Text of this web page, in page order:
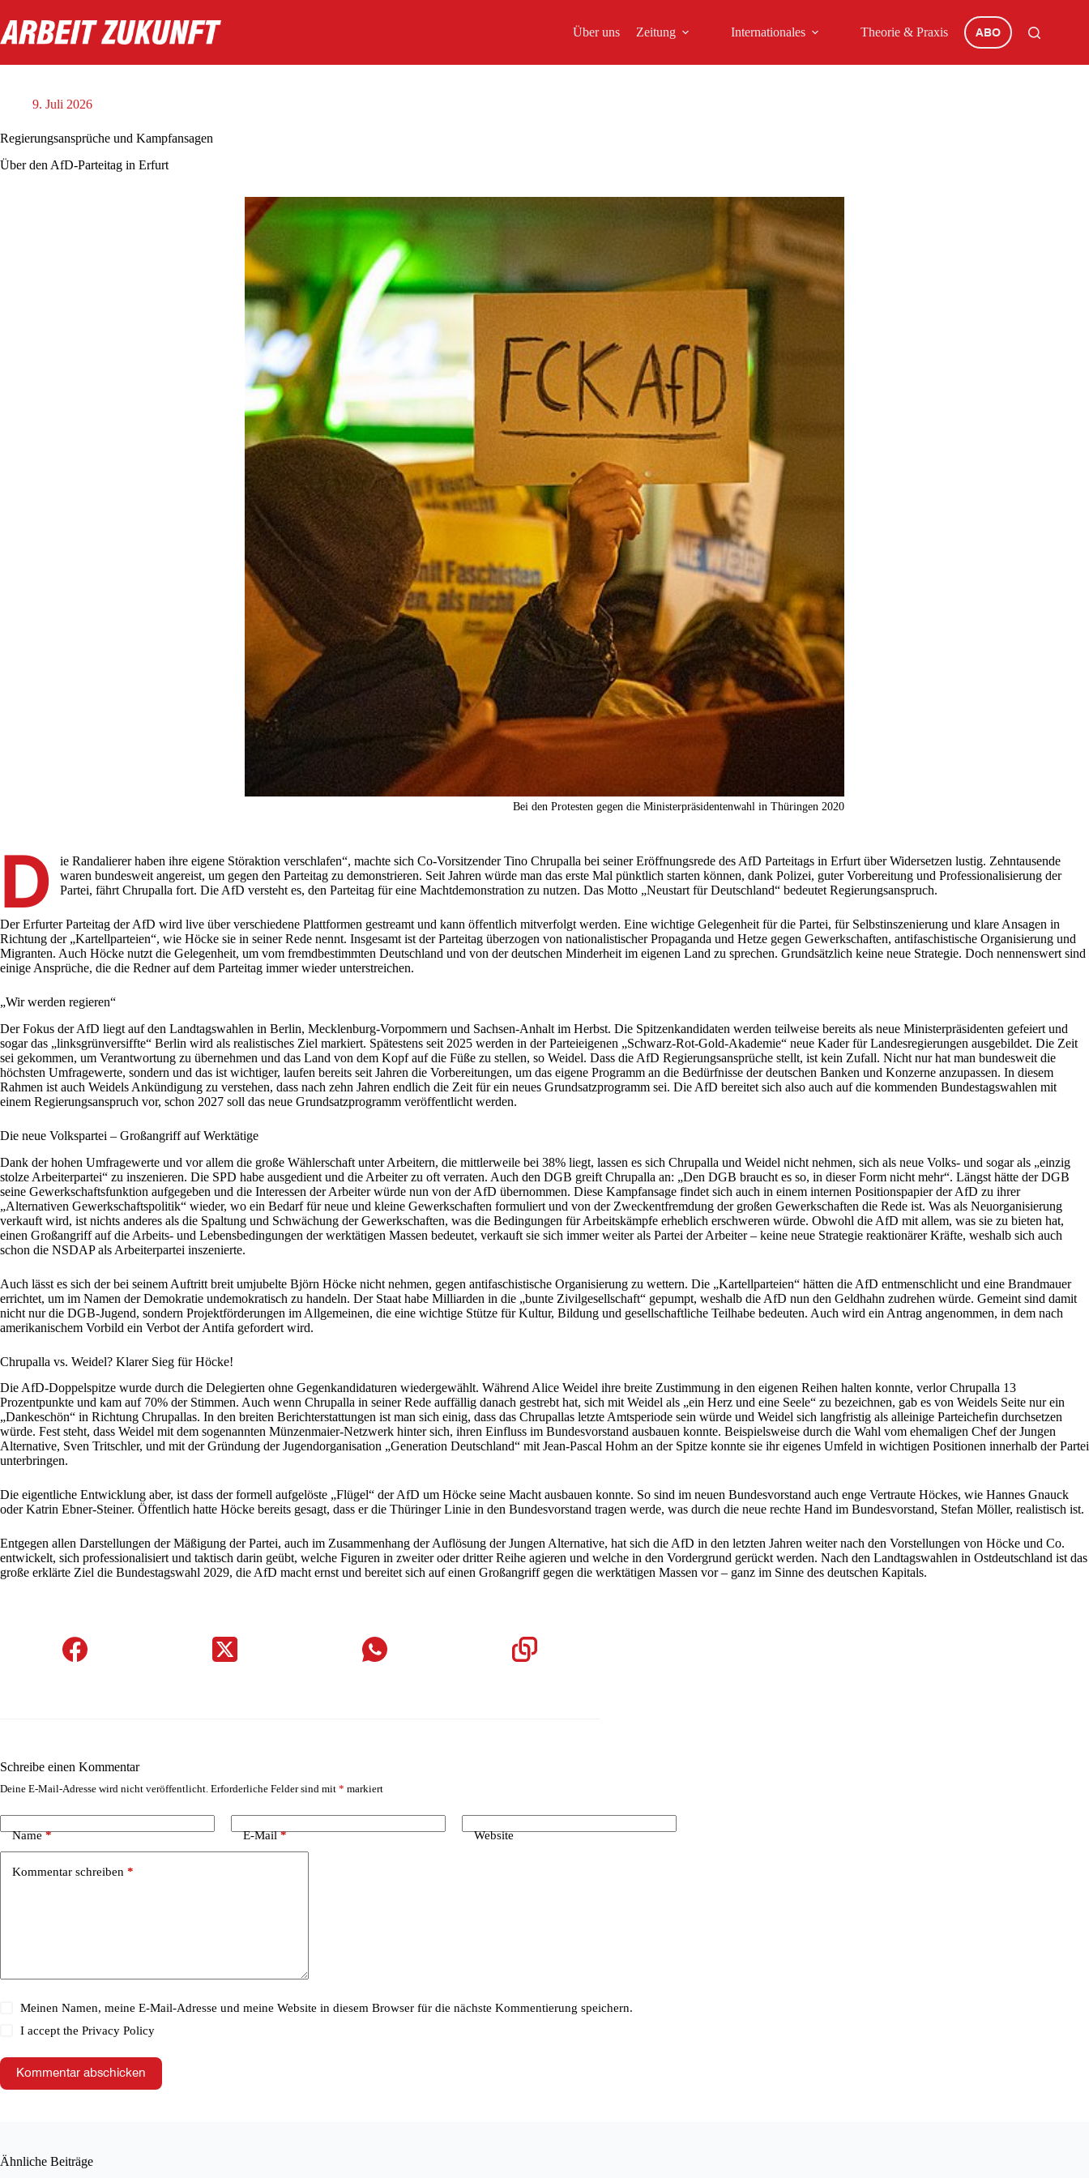
Inhalt
springen
Über uns Zeitung Internationales Theorie & Praxis ABO
9. Juli 2026
Regierungsansprüche und Kampfansagen
Über den AfD-Parteitag in Erfurt
Bei den Protesten gegen die Ministerpräsidentenwahl in Thüringen 2020
D
ie Randalierer haben ihre eigene Störaktion verschlafen“, machte sich Co-Vorsitzender Tino Chrupalla bei seiner Eröffnungsrede des AfD Parteitags in Erfurt über Widersetzen lustig. Zehntausende
waren bundesweit angereist, um gegen den Parteitag zu demonstrieren. Seit Jahren würde man das erste Mal pünktlich starten können, dank Polizei, guter Vorbereitung und Professionalisierung der
Partei, fährt Chrupalla fort. Die AfD versteht es, den Parteitag für eine Machtdemonstration zu nutzen. Das Motto „Neustart für Deutschland“ bedeutet Regierungsanspruch.
Der Erfurter Parteitag der AfD wird live über verschiedene Plattformen gestreamt und kann öffentlich mitverfolgt werden. Eine wichtige Gelegenheit für die Partei, für Selbstinszenierung und klare Ansagen in
Richtung der „Kartellparteien“, wie Höcke sie in seiner Rede nennt. Insgesamt ist der Parteitag überzogen von nationalistischer Propaganda und Hetze gegen Gewerkschaften, antifaschistische Organisierung und
Migranten. Auch Höcke nutzt die Gelegenheit, um vom fremdbestimmten Deutschland und von der deutschen Minderheit im eigenen Land zu sprechen. Grundsätzlich keine neue Strategie. Doch nennenswert sind
einige Ansprüche, die die Redner auf dem Parteitag immer wieder unterstreichen.
„Wir werden regieren“
Der Fokus der AfD liegt auf den Landtagswahlen in Berlin, Mecklenburg-Vorpommern und Sachsen-Anhalt im Herbst. Die Spitzenkandidaten werden teilweise bereits als neue Ministerpräsidenten gefeiert und
sogar das „linksgrünversiffte“ Berlin wird als realistisches Ziel markiert. Spätestens seit 2025 werden in der Parteieigenen „Schwarz-Rot-Gold-Akademie“ neue Kader für Landesregierungen ausgebildet. Die Zeit
sei gekommen, um Verantwortung zu übernehmen und das Land von dem Kopf auf die Füße zu stellen, so Weidel. Dass die AfD Regierungsansprüche stellt, ist kein Zufall. Nicht nur hat man bundesweit die
höchsten Umfragewerte, sondern und das ist wichtiger, laufen bereits seit Jahren die Vorbereitungen, um das eigene Programm an die Bedürfnisse der deutschen Banken und Konzerne anzupassen. In diesem
Rahmen ist auch Weidels Ankündigung zu verstehen, dass nach zehn Jahren endlich die Zeit für ein neues Grundsatzprogramm sei. Die AfD bereitet sich also auch auf die kommenden Bundestagswahlen mit
einem Regierungsanspruch vor, schon 2027 soll das neue Grundsatzprogramm veröffentlicht werden.
Die neue Volkspartei – Großangriff auf Werktätige
Dank der hohen Umfragewerte und vor allem die große Wählerschaft unter Arbeitern, die mittlerweile bei 38% liegt, lassen es sich Chrupalla und Weidel nicht nehmen, sich als neue Volks- und sogar als „einzig
stolze Arbeiterpartei“ zu inszenieren. Die SPD habe ausgedient und die Arbeiter zu oft verraten. Auch den DGB greift Chrupalla an: „Den DGB braucht es so, in dieser Form nicht mehr“. Längst hätte der DGB
seine Gewerkschaftsfunktion aufgegeben und die Interessen der Arbeiter würde nun von der AfD übernommen. Diese Kampfansage findet sich auch in einem internen Positionspapier der AfD zu ihrer
„Alternativen Gewerkschaftspolitik“ wieder, wo ein Bedarf für neue und kleine Gewerkschaften formuliert und von der Zweckentfremdung der großen Gewerkschaften die Rede ist. Was als Neuorganisierung
verkauft wird, ist nichts anderes als die Spaltung und Schwächung der Gewerkschaften, was die Bedingungen für Arbeitskämpfe erheblich erschweren würde. Obwohl die AfD mit allem, was sie zu bieten hat,
einen Großangriff auf die Arbeits- und Lebensbedingungen der werktätigen Massen bedeutet, verkauft sie sich immer weiter als Partei der Arbeiter – keine neue Strategie reaktionärer Kräfte, weshalb sich auch
schon die NSDAP als Arbeiterpartei inszenierte.
Auch lässt es sich der bei seinem Auftritt breit umjubelte Björn Höcke nicht nehmen, gegen antifaschistische Organisierung zu wettern. Die „Kartellparteien“ hätten die AfD entmenschlicht und eine Brandmauer
errichtet, um im Namen der Demokratie undemokratisch zu handeln. Der Staat habe Milliarden in die „bunte Zivilgesellschaft“ gepumpt, weshalb die AfD nun den Geldhahn zudrehen würde. Gemeint sind damit
nicht nur die DGB-Jugend, sondern Projektförderungen im Allgemeinen, die eine wichtige Stütze für Kultur, Bildung und gesellschaftliche Teilhabe bedeuten. Auch wird ein Antrag angenommen, in dem nach
amerikanischem Vorbild ein Verbot der Antifa gefordert wird.
Chrupalla vs. Weidel? Klarer Sieg für Höcke!
Die AfD-Doppelspitze wurde durch die Delegierten ohne Gegenkandidaturen wiedergewählt. Während Alice Weidel ihre breite Zustimmung in den eigenen Reihen halten konnte, verlor Chrupalla 13
Prozentpunkte und kam auf 70% der Stimmen. Auch wenn Chrupalla in seiner Rede auffällig danach gestrebt hat, sich mit Weidel als „ein Herz und eine Seele“ zu bezeichnen, gab es von Weidels Seite nur ein
„Dankeschön“ in Richtung Chrupallas. In den breiten Berichterstattungen ist man sich einig, dass das Chrupallas letzte Amtsperiode sein würde und Weidel sich langfristig als alleinige Parteichefin durchsetzen
würde. Fest steht, dass Weidel mit dem sogenannten Münzenmaier-Netzwerk hinter sich, ihren Einfluss im Bundesvorstand ausbauen konnte. Beispielsweise durch die Wahl vom ehemaligen Chef der Jungen
Alternative, Sven Tritschler, und mit der Gründung der Jugendorganisation „Generation Deutschland“ mit Jean-Pascal Hohm an der Spitze konnte sie ihr eigenes Umfeld in wichtigen Positionen innerhalb der Partei
unterbringen.
Die eigentliche Entwicklung aber, ist dass der formell aufgelöste „Flügel“ der AfD um Höcke seine Macht ausbauen konnte. So sind im neuen Bundesvorstand auch enge Vertraute Höckes, wie Hannes Gnauck
oder Katrin Ebner-Steiner. Öffentlich hatte Höcke bereits gesagt, dass er die Thüringer Linie in den Bundesvorstand tragen werde, was durch die neue rechte Hand im Bundesvorstand, Stefan Möller, realistisch ist.
Entgegen allen Darstellungen der Mäßigung der Partei, auch im Zusammenhang der Auflösung der Jungen Alternative, hat sich die AfD in den letzten Jahren weiter nach den Vorstellungen von Höcke und Co.
entwickelt, sich professionalisiert und taktisch darin geübt, welche Figuren in zweiter oder dritter Reihe agieren und welche in den Vordergrund gerückt werden. Nach den Landtagswahlen in Ostdeutschland ist das
große erklärte Ziel die Bundestagswahl 2029, die AfD macht ernst und bereitet sich auf einen Großangriff gegen die werktätigen Massen vor – ganz im Sinne des deutschen Kapitals.
Schreibe einen Kommentar
Deine E-Mail-Adresse wird nicht veröffentlicht. Erforderliche Felder sind mit * markiert
Name* E-Mail* Website
Kommentar schreiben *
Meinen Namen, meine E-Mail-Adresse und meine Website in diesem Browser für die nächste Kommentierung speichern.
I accept thePrivacy Policy
Kommentar abschicken
Ähnliche Beiträge